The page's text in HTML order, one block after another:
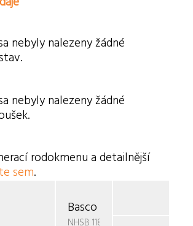
nebyly nalezeny žádné
nebyly nalezeny žádné
rodokmenu a detailnější
sem.
Basco v. Eltons Home
NHSB 1186817